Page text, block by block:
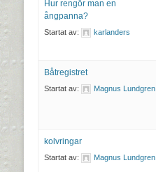
Hur rengör man en
ångpanna?
Startat av: karlanders
Båtregistret
Startat av: Magnus Lundgren
kolvringar
Startat av: Magnus Lundgren